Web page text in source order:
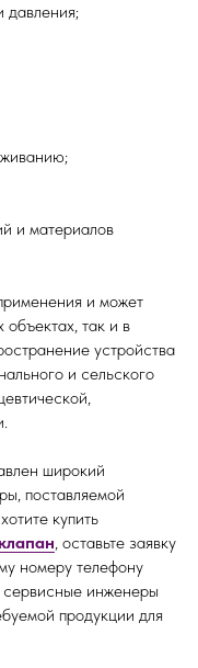
давления;
и материалов
и может
так и в
устройства
и сельского
широкий
поставляемой
купить
, оставьте заявку
номеру телефону
инженеры
продукции для